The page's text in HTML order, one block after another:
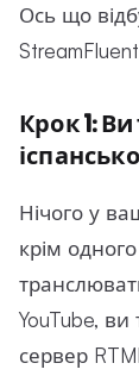
Ось що
Крок 1:
Нічого у
крім
YouTube,
сервер